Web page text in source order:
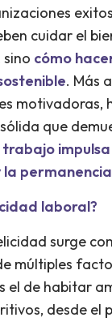
cuidar el
cómo
. Más
motivadoras,
que
la
laboral?
surge
múltiples
el de habitar
desde el